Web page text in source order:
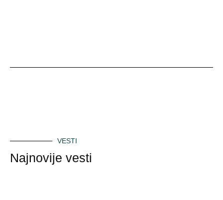
VESTI
Najnovije vesti